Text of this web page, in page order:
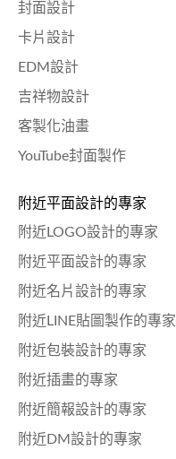
封面設計
卡片設計
EDM設計
吉祥物設計
客製化油畫
YouTube封面製作
附近平面設計的專家
附近LOGO設計的專家
附近平面設計的專家
附近名片設計的專家
附近LINE貼圖製作的專家
附近包裝設計的專家
附近插畫的專家
附近簡報設計的專家
附近DM設計的專家